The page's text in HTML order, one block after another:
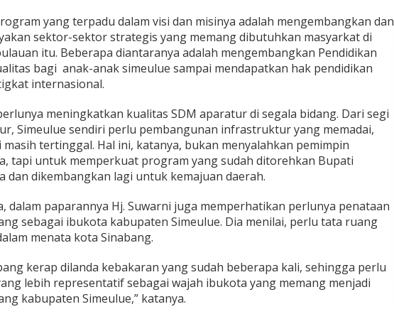
yang terpadu dalam visi dan misinya adalah mengembangkan dan
sektor-sektor strategis yang memang dibutuhkan masyarkat di
itu. Beberapa diantaranya adalah mengembangkan Pendidikan
bagi anak-anak simeulue sampai mendapatkan hak pendidikan
internasional.
meningkatkan kualitas SDM aparatur di segala bidang. Dari segi
Simeulue sendiri perlu pembangunan infrastruktur yang memadai,
masih tertinggal. Hal ini, katanya, bukan menyalahkan pemimpin
tapi untuk memperkuat program yang sudah ditorehkan Bupati
dan dikembangkan lagi untuk kemajuan daerah.
dalam paparannya Hj. Suwarni juga memperhatikan perlunya penataan
sebagai ibukota kabupaten Simeulue. Dia menilai, perlu tata ruang
menata kota Sinabang.
kerap dilanda kebakaran yang sudah beberapa kali, sehingga perlu
lebih representatif sebagai wajah ibukota yang memang menjadi
kabupaten Simeulue,” katanya.